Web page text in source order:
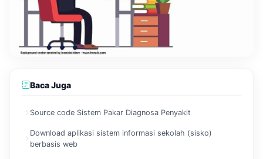
Baca Juga
Source code Sistem Pakar Diagnosa Penyakit
Download aplikasi sistem informasi sekolah (sisko)
berbasis web